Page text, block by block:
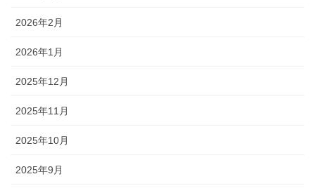
2026年2月
2026年1月
2025年12月
2025年11月
2025年10月
2025年9月